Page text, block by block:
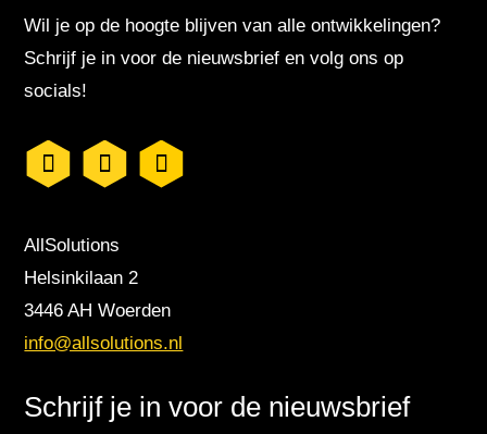
Wil je op de hoogte blijven van alle ontwikkelingen?
Schrijf je in voor de nieuwsbrief en volg ons op
socials!
AllSolutions
Helsinkilaan 2
3446 AH Woerden
info@allsolutions.nl
Schrijf je in voor de nieuwsbrief